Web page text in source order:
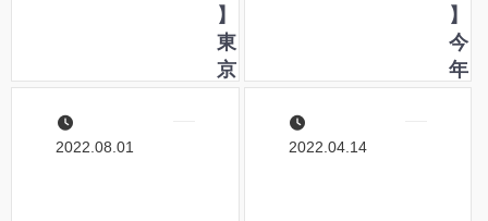
す
！
す
！
】
東
京
】
今
年
2022.08.01 2022.04.14